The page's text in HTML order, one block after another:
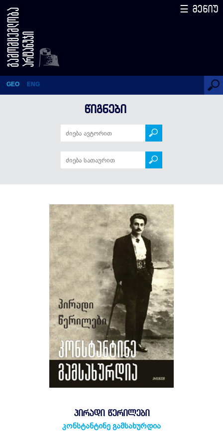
პირადი წერილები
GEO ENG
☰ მენიუ
ᲬᲘᲒᲜᲔᲑᲘ
ᲞᲘᲠᲐᲓᲘ ᲬᲔᲠᲘᲚᲔᲑᲘ
კონსტანტინე გამსახურდია